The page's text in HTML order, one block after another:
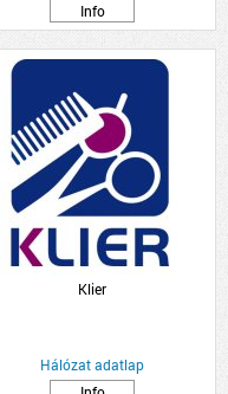
Info
Klier
Hálózat adatlap